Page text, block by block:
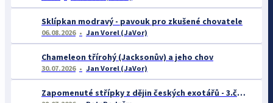
Sklípkan modravý - pavouk pro zkušené chovatele
06.08.2026 Jan Vorel (JaVor)
Chameleon třírohý (Jacksonův) a jeho chov
30.07.2026 Jan Vorel (JaVor)
Zapomenuté střípky z dějin českých exotářů - 3.část